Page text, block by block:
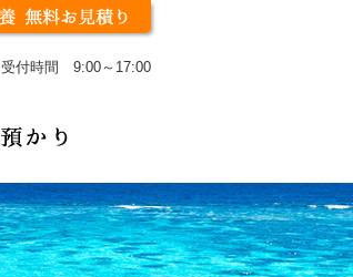
受付時間 9:00～17:00